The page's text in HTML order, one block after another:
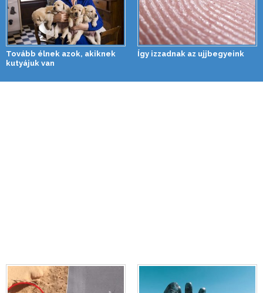
Tovább élnek azok, akiknek
kutyájuk van
Így izzadnak az ujjbegyeink